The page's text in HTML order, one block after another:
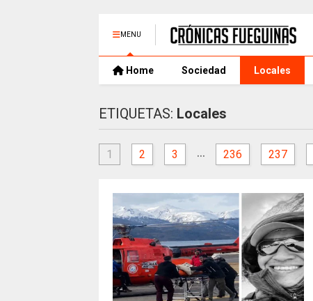
MENU
Home Sociedad Locales
ETIQUETAS: Locales
1 2 3 ... 236 237